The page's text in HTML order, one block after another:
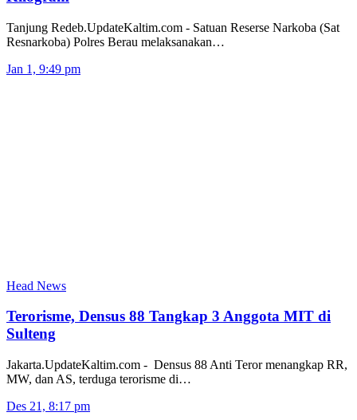
Tanjung Redeb.UpdateKaltim.com - Satuan Reserse Narkoba (Sat
Resnarkoba) Polres Berau melaksanakan…
Jan 1, 9:49 pm
Head News
Terorisme, Densus 88 Tangkap 3 Anggota MIT di
Sulteng
Jakarta.UpdateKaltim.com - Densus 88 Anti Teror menangkap RR,
MW, dan AS, terduga terorisme di…
Des 21, 8:17 pm